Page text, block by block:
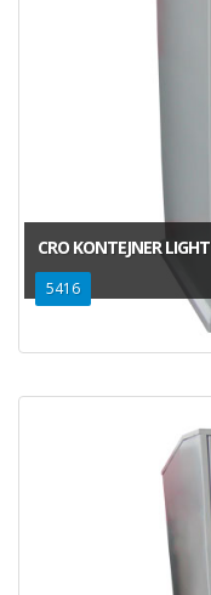
CRO KONTEJNER LIGHT
5416